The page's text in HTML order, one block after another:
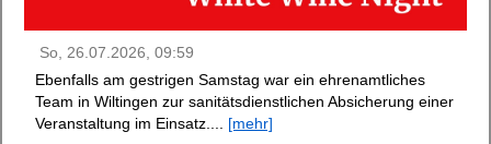
So, 26.07.2026, 09:59
Ebenfalls am gestrigen Samstag war ein ehrenamtliches
Team in Wiltingen zur sanitätsdienstlichen Absicherung einer
Veranstaltung im Einsatz.... [mehr]